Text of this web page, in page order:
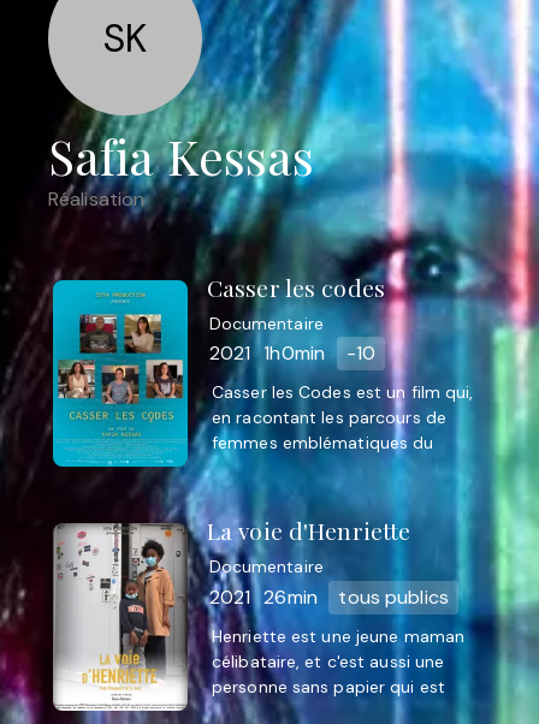
SK
Safia Kessas
Réalisation
Casser les codes
Documentaire
2021 1h0min -10
Casser les Codes est un film qui,
en racontant les parcours de
femmes emblématiques du
secteur de la tech, nous guidera à
l’intérieur de ces métiers
méconnus ...
La voie d'Henriette
Documentaire
2021 26min tous publics
Henriette est une jeune maman
célibataire, et c'est aussi une
personne sans papier qui est
porte-parole du collectif de la voix